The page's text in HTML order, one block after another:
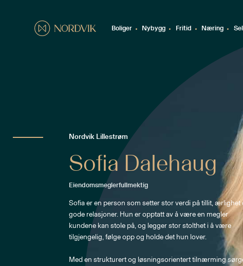
Boliger Nybygg Fritid Næring
Sofia Dalehaug
Eiendomsmeglerfullmektig
Nordvik Lillestrøm
Sofia er en person som setter stor verdi på tillit, ærlighet
gode relasjoner. Hun er opptatt av å være en megler
kundene kan stole på, og legger stor stolthet i å være
tilgjengelig, følge opp og holde det hun lover.
Med en strukturert og løsningsorientert tilnærming